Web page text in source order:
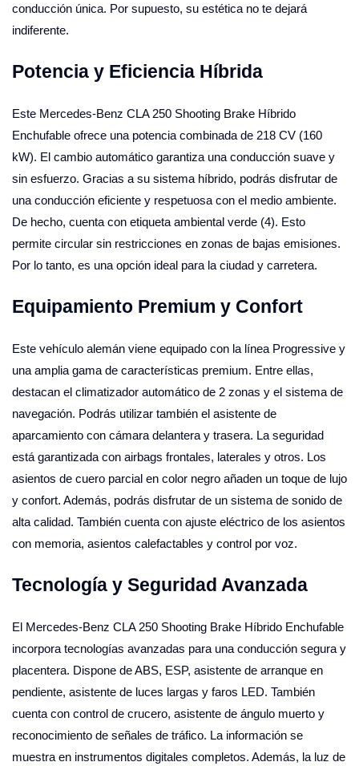
conducción única. Por supuesto, su estética no te dejará
indiferente.
Potencia y Eficiencia Híbrida
Este Mercedes-Benz CLA 250 Shooting Brake Híbrido
Enchufable ofrece una potencia combinada de 218 CV (160
kW). El cambio automático garantiza una conducción suave y
sin esfuerzo. Gracias a su sistema híbrido, podrás disfrutar de
una conducción eficiente y respetuosa con el medio ambiente.
De hecho, cuenta con etiqueta ambiental verde (4). Esto
permite circular sin restricciones en zonas de bajas emisiones.
Por lo tanto, es una opción ideal para la ciudad y carretera.
Equipamiento Premium y Confort
Este vehículo alemán viene equipado con la línea Progressive y
una amplia gama de características premium. Entre ellas,
destacan el climatizador automático de 2 zonas y el sistema de
navegación. Podrás utilizar también el asistente de
aparcamiento con cámara delantera y trasera. La seguridad
está garantizada con airbags frontales, laterales y otros. Los
asientos de cuero parcial en color negro añaden un toque de lujo
y confort. Además, podrás disfrutar de un sistema de sonido de
alta calidad. También cuenta con ajuste eléctrico de los asientos
con memoria, asientos calefactables y control por voz.
Tecnología y Seguridad Avanzada
El Mercedes-Benz CLA 250 Shooting Brake Híbrido Enchufable
incorpora tecnologías avanzadas para una conducción segura y
placentera. Dispone de ABS, ESP, asistente de arranque en
pendiente, asistente de luces largas y faros LED. También
cuenta con control de crucero, asistente de ángulo muerto y
reconocimiento de señales de tráfico. La información se
muestra en instrumentos digitales completos. Además, la luz de